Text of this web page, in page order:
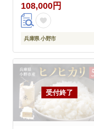
108,000円
兵庫県 小野市